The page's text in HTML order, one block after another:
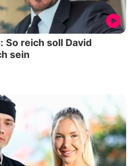
So reich soll David
sein